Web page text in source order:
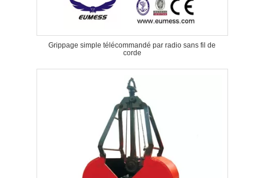
Grippage simple télécommandé par radio sans fil de
corde